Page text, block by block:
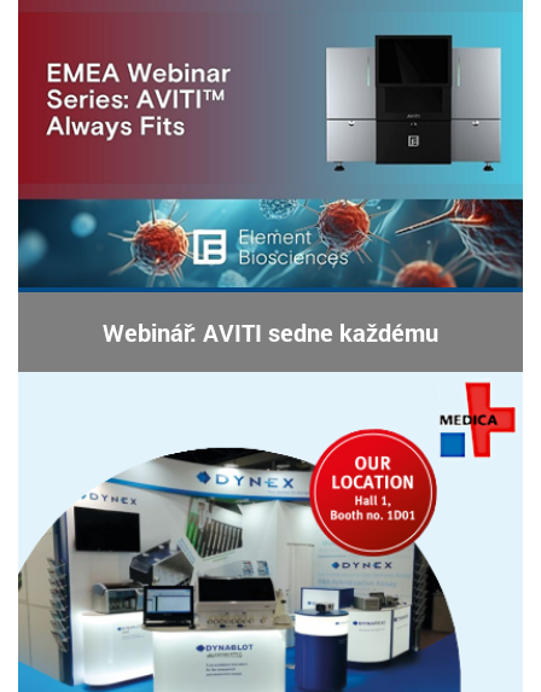
Webinář: AVITI sedne každému